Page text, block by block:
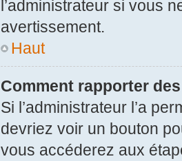
l’administrateur si vous
avertissement.
Haut
Comment rapporter
Si l’administrateur l’a
devriez voir un bouton
vous accéderez aux